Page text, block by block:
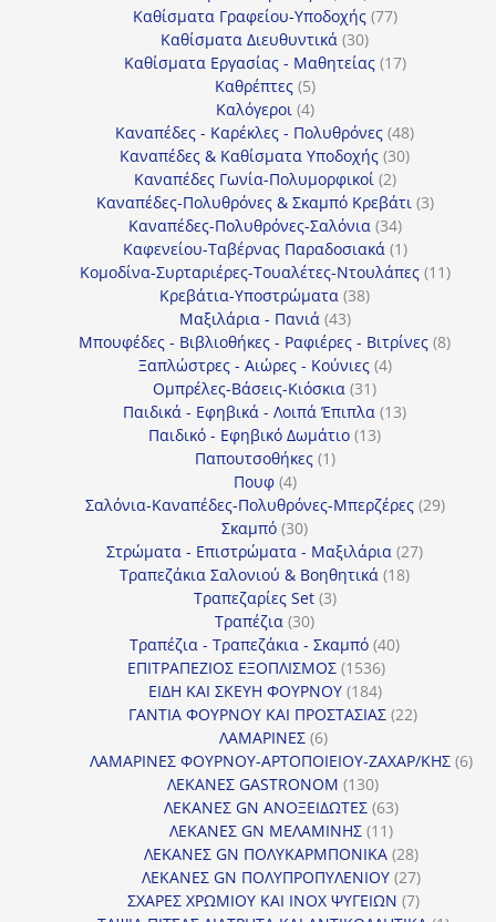
προϊόντα
Καθίσματα Γραφείου-Υποδοχής 7777
Καθίσματα Διευθυντικά 3030
προϊόντα
Καθίσματα Εργασίας - Μαθητείας 1717
Καθρέπτες 55
προϊόντα
Καλόγεροι 44
προϊόντα
Καναπέδες - Καρέκλες - Πολυθρόνες 4848
προϊόντα
Καναπέδες & Καθίσματα Υποδοχής 3030
Καναπέδες Γωνία-Πολυμορφικοί 22
προϊόντα
Καναπέδες-Πολυθρόνες & Σκαμπό Κρεβάτι 33
Καναπέδες-Πολυθρόνες-Σαλόνια 3434
προϊόντα
Καφενείου-Ταβέρνας Παραδοσιακά 11
προϊόν
Κομοδίνα-Συρταριέρες-Τουαλέτες-Ντουλάπες 1111
Κρεβάτια-Υποστρώματα 3838
Μαξιλάρια - Πανιά 4343
προϊόντα
Μπουφέδες - Βιβλιοθήκες - Ραφιέρες - Βιτρίνες 88
Ξαπλώστρες - Αιώρες - Κούνιες 44
Ομπρέλες-Βάσεις-Κιόσκια 3131
προϊόντα
Παιδικά - Εφηβικά - Λοιπά Έπιπλα 1313
Παιδικό - Εφηβικό Δωμάτιο 1313
Παπουτσοθήκες 11
Πουφ 44
προϊόντα
Σαλόνια-Καναπέδες-Πολυθρόνες-Μπερζέρες 2929
Σκαμπό 3030
προϊόντα
Στρώματα - Επιστρώματα - Μαξιλάρια 2727
Τραπεζάκια Σαλονιού & Βοηθητικά 1818
Τραπεζαρίες Set 33
Τραπέζια 3030
προϊόντα
Τραπέζια - Τραπεζάκια - Σκαμπό 4040
ΕΠΙΤΡΑΠΕΖΙΟΣ ΕΞΟΠΛΙΣΜΟΣ 15361536
προϊόντα
ΕΙΔΗ ΚΑΙ ΣΚΕΥΗ ΦΟΥΡΝΟΥ 184184
προϊόντα
ΓΑΝΤΙΑ ΦΟΥΡΝΟΥ ΚΑΙ ΠΡΟΣΤΑΣΙΑΣ 2222
ΛΑΜΑΡΙΝΕΣ 66
προϊόντα
ΛΑΜΑΡΙΝΕΣ ΦΟΥΡΝΟΥ-ΑΡΤΟΠΟΙΕΙΟΥ-ΖΑΧΑΡ/ΚΗΣ 66
ΛΕΚΑΝΕΣ GASTRONOM 130130
προϊόντα
ΛΕΚΑΝΕΣ GN ΑΝΟΞΕΙΔΩΤΕΣ 6363
ΛΕΚΑΝΕΣ GN ΜΕΛΑΜΙΝΗΣ 1111
προϊόντα
ΛΕΚΑΝΕΣ GN ΠΟΛΥΚΑΡΜΠΟΝΙΚΑ 2828
προϊόντα
ΛΕΚΑΝΕΣ GN ΠΟΛΥΠΡΟΠΥΛΕΝΙΟΥ 2727
προϊόντα
ΣΧΑΡΕΣ ΧΡΩΜΙΟΥ ΚΑΙ INOX ΨΥΓΕΙΩΝ 77